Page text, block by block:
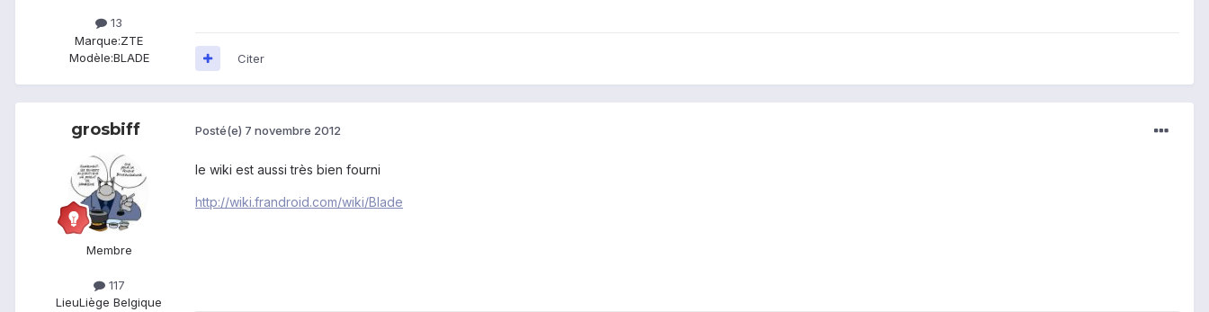
13
Marque:ZTE
Modèle:BLADE Citer
grosbiff
Membre
117
LieuLiège Belgique
Posté(e) 7 novembre 2012
le wiki est aussi très bien fourni
http://wiki.frandroid.com/wiki/Blade